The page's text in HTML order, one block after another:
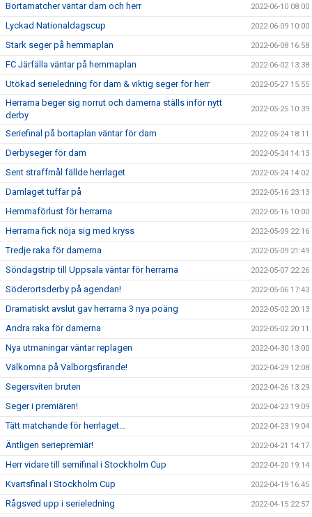
Bortamatcher väntar dam och herr 2022-06-10 08:00
Lyckad Nationaldagscup 2022-06-09 10:00
Stark seger på hemmaplan 2022-06-08 16:58
FC Järfälla väntar på hemmaplan 2022-06-02 13:38
Utökad serieledning för dam & viktig seger för herr 2022-05-27 15:55
Herrarna beger sig norrut och damerna ställs inför nytt
derby
2022-05-25 10:39
Seriefinal på bortaplan väntar för dam 2022-05-24 18:11
Derbyseger för dam 2022-05-24 14:13
Sent straffmål fällde herrlaget 2022-05-24 14:02
Damlaget tuffar på 2022-05-16 23:13
Hemmaförlust för herrarna 2022-05-16 10:00
Herrarna fick nöja sig med kryss 2022-05-09 22:16
Tredje raka för damerna 2022-05-09 21:49
Söndagstrip till Uppsala väntar för herrarna 2022-05-07 22:26
Söderortsderby på agendan! 2022-05-06 17:43
Dramatiskt avslut gav herrarna 3 nya poäng 2022-05-02 20:13
Andra raka för damerna 2022-05-02 20:11
Nya utmaningar väntar replagen 2022-04-30 13:00
Välkomna på Valborgsfirande! 2022-04-29 12:08
Segersviten bruten 2022-04-26 13:29
Seger i premiären! 2022-04-23 19:09
Tätt matchande för herrlaget… 2022-04-23 19:04
Äntligen seriepremiär! 2022-04-21 14:17
Herr vidare till semifinal i Stockholm Cup 2022-04-20 19:14
Kvartsfinal i Stockholm Cup 2022-04-19 16:45
Rågsved upp i serieledning 2022-04-15 22:57